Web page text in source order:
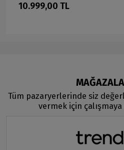
10.999,00 TL
Tüm pazaryerlerinde siz
vermek için